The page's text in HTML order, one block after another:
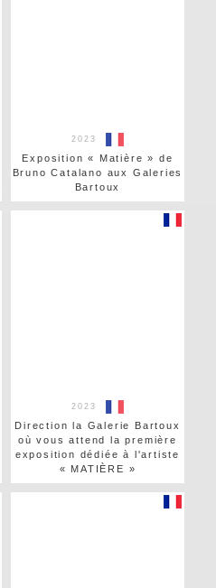
2023
Exposition « Matière » de
Bruno Catalano aux Galeries
Bartoux
2023
Direction la Galerie Bartoux
où vous attend la première
exposition dédiée à l'artiste
« MATIÈRE »